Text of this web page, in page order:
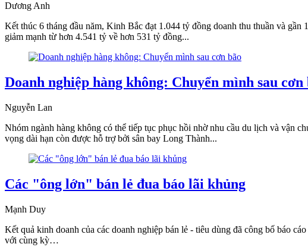
Dương Anh
Kết thúc 6 tháng đầu năm, Kinh Bắc đạt 1.044 tỷ đồng doanh thu thuần và
giảm mạnh từ hơn 4.541 tỷ về hơn 531 tỷ đồng...
Doanh nghiệp hàng không: Chuyển mình sau cơn
Nguyễn Lan
Nhóm ngành hàng không có thể tiếp tục phục hồi nhờ nhu cầu du lịch và vận
vọng dài hạn còn được hỗ trợ bởi sân bay Long Thành...
Các "ông lớn" bán lẻ đua báo lãi khủng
Mạnh Duy
Kết quả kinh doanh của các doanh nghiệp bán lẻ - tiêu dùng đã công bố báo
với cùng kỳ…